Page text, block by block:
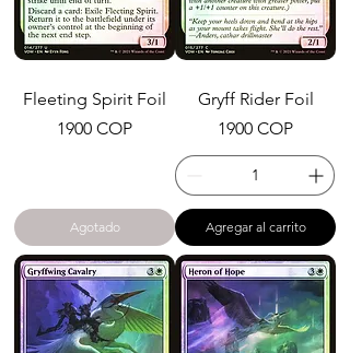
Fleeting Spirit Foil
Precio
1900 COP
Agotado
Gryff Rider Foil
Precio
1900 COP
Agregar al carrito